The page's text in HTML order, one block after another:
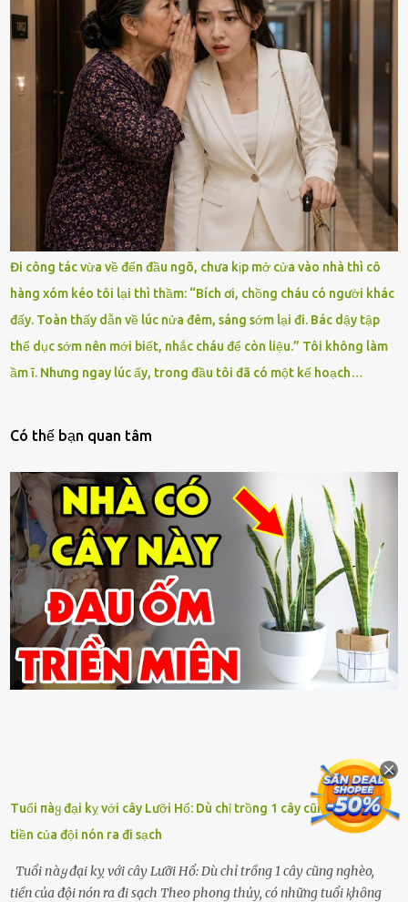
Đi công tác vừa về đến đầu ngõ, chưa kịp mở cửa vào nhà thì cô
hàng xóm kéo tôi lại thì thầm: “Bích ơi, chồng cháu có người khác
đấy. Toàn thấy dẫn về lúc nửa đêm, sáng sớm lại đi. Bác dậy tập
thể dục sớm nên mới biết, nhắc cháu để còn liệu.” Tôi không làm
ầm ĩ. Nhưng ngay lúc ấy, trong đầu tôi đã có một kế hoạch…
Có thế bạn quan tâm
Tuổi пàყ đại kỵ với cây Lưỡi Hổ: Dù chỉ trồng 1 cây cũng nghèo,
tiền của đội nón ra đi sạch
Tuổi пàყ đại kỵ với cây Lưỡi Hổ: Dù chỉ trồng 1 cây cũng nghèo,
tiền của đội nón ra đi sạch Theo phong thủy, có những tuổi ⱪhȏng